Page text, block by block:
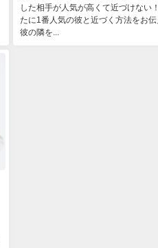
した相手が人気が高くて近づけない
たに1番人気の彼と近づく方法をお伝
彼の隣を...